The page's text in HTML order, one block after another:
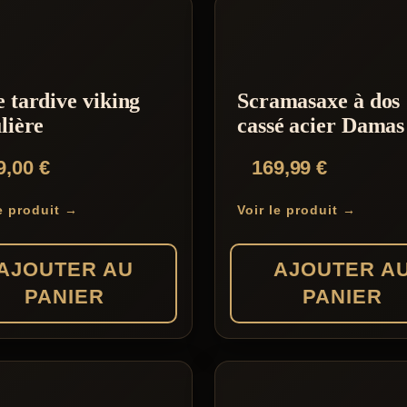
tardive viking
€
produit →
AU
PANIER
Scramasaxe à dos
cassé acier Damas
169,99€
Voir le produit →
AJOUTER
PANIER